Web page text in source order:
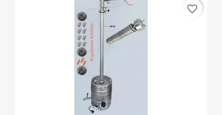
favorite_border